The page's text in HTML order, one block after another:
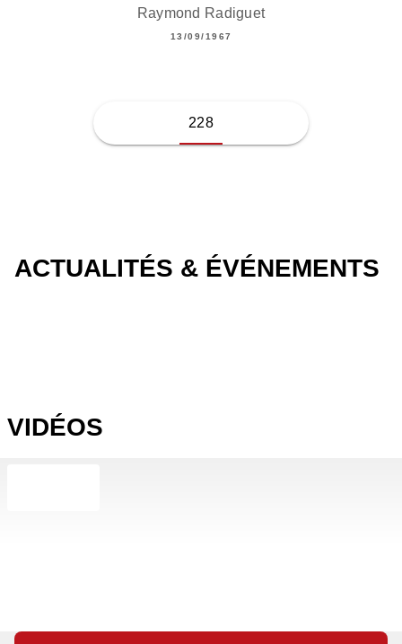
Raymond Radiguet
13/09/1967
228
ACTUALITÉS & ÉVÉNEMENTS
VIDÉOS